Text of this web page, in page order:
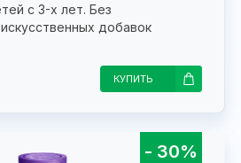
с 3-х лет. Без
добавок
КУПИТЬ
- 30%